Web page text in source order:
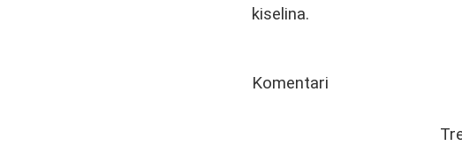
kiselina.
Komentari